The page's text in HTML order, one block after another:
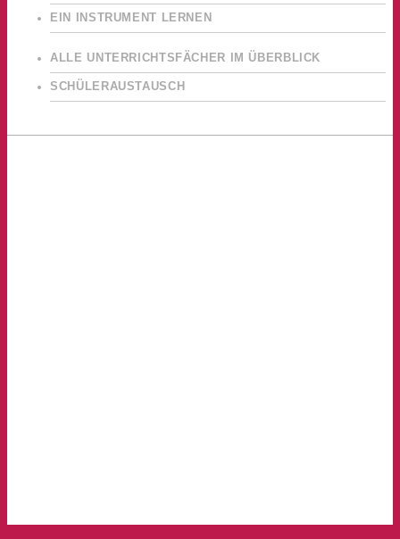
EIN INSTRUMENT LERNEN
ALLE UNTERRICHTSFÄCHER IM ÜBERBLICK
SCHÜLERAUSTAUSCH